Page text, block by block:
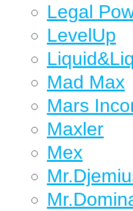
Legal
LevelUp
Mad Max
Mars
Maxler
Mex